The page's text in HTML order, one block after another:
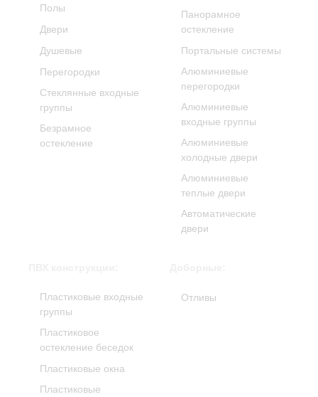
Полы
Двери
Душевые
Перегородки
Стеклянные входные
группы
Безрамное
остекление
Панорамное
остекление
Портальные системы
Алюминиевые
перегородки
Алюминиевые
входные группы
Алюминиевые
холодные двери
Алюминиевые
теплые двери
Автоматические
двери
Пластиковые входные
группы
Пластиковое
остекление беседок
Пластиковые окна
Пластиковые
Отливы